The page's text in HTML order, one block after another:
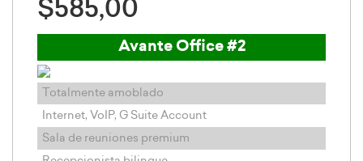
$585,00
Avante Office #2
Totalmente amoblado
Internet, VoIP, G Suite Account
Sala de reuniones premium